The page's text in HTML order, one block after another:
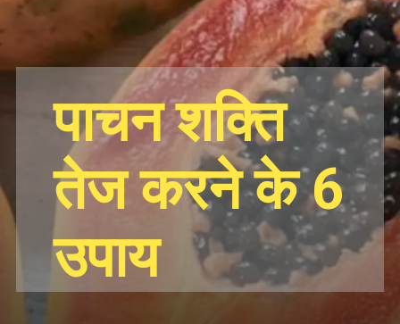
पाचन शक्ति
तेज करने के 6
उपाय